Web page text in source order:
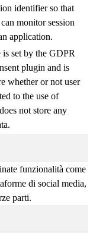
identifier so that
monitor session
application.
set by the GDPR
plugin and is
whether or not user
to the use of
not store any
funzionalità come
di social media,
parti.